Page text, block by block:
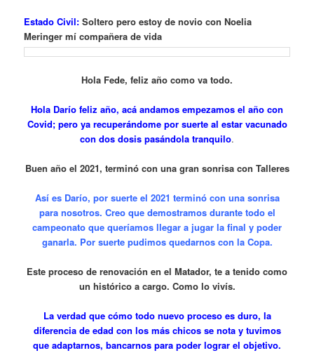
Estado Civil: Soltero pero estoy de novio con Noelia
Meringer mí compañera de vida
Hola Fede, feliz año como va todo.
Hola Darío feliz año, acá andamos empezamos el año con
Covid; pero ya recuperándome por suerte al estar vacunado
con dos dosis pasándola tranquilo.
Buen año el 2021, terminó con una gran sonrisa con Talleres
Así es Darío, por suerte el 2021 terminó con una sonrisa
para nosotros. Creo que demostramos durante todo el
campeonato que queríamos llegar a jugar la final y poder
ganarla. Por suerte pudimos quedarnos con la Copa.
Este proceso de renovación en el Matador, te a tenido como
un histórico a cargo. Como lo vivís.
La verdad que cómo todo nuevo proceso es duro, la
diferencia de edad con los más chicos se nota y tuvimos
que adaptarnos, bancarnos para poder lograr el objetivo.